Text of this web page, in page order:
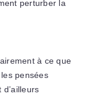
perturber la
à ce que
pensées